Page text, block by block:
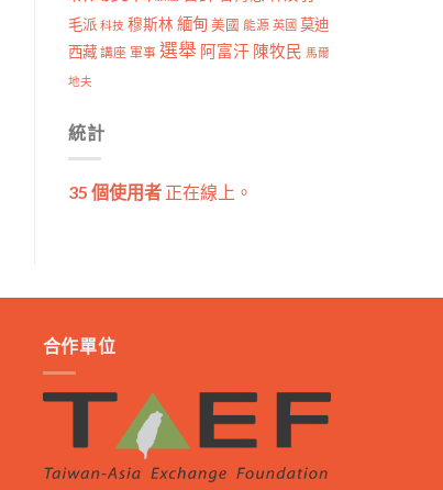
毛派 科技 穆斯林 緬甸 美國 能源 英國 莫迪
西藏 講座 軍事 選舉 阿富汗 陳牧民 馬爾
地夫
統計
35 個使用者 正在線上。
合作單位